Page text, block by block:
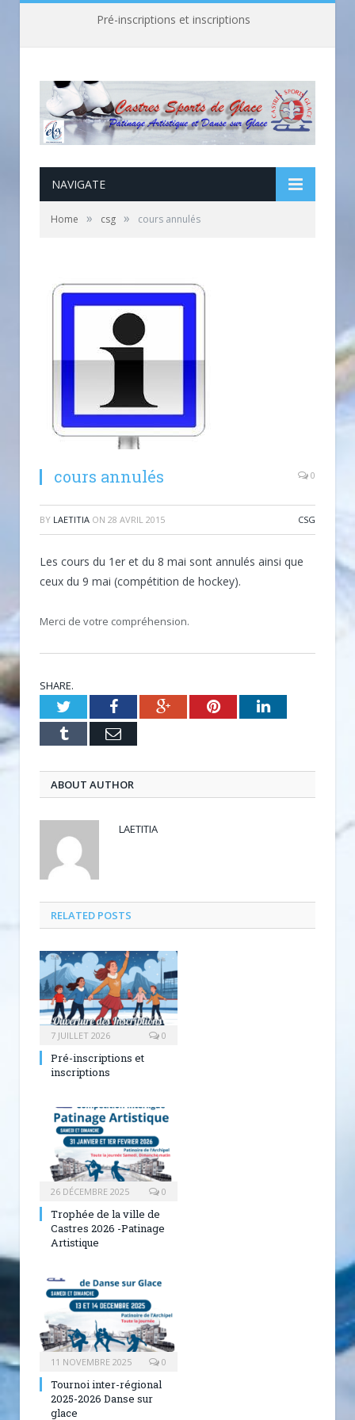
Pré-inscriptions et inscriptions
NAVIGATE
Home » csg » cours annulés
cours annulés 0
BY LAETITIA ON 28 AVRIL 2015 CSG
Les cours du 1er et du 8 mai sont annulés ainsi que
ceux du 9 mai (compétition de hockey).
Merci de votre compréhension.
SHARE.
TwitterFacebookGoogle+PinterestLinkedIn
Tumblr Email
ABOUT AUTHOR
LAETITIA
RELATED POSTS
7 JUILLET 2026 0
Pré-inscriptions et
inscriptions
26 DÉCEMBRE 2025 0
Trophée de la ville de
Castres 2026 -Patinage
Artistique
11 NOVEMBRE 2025 0
Tournoi inter-régional
2025-2026 Danse sur
glace